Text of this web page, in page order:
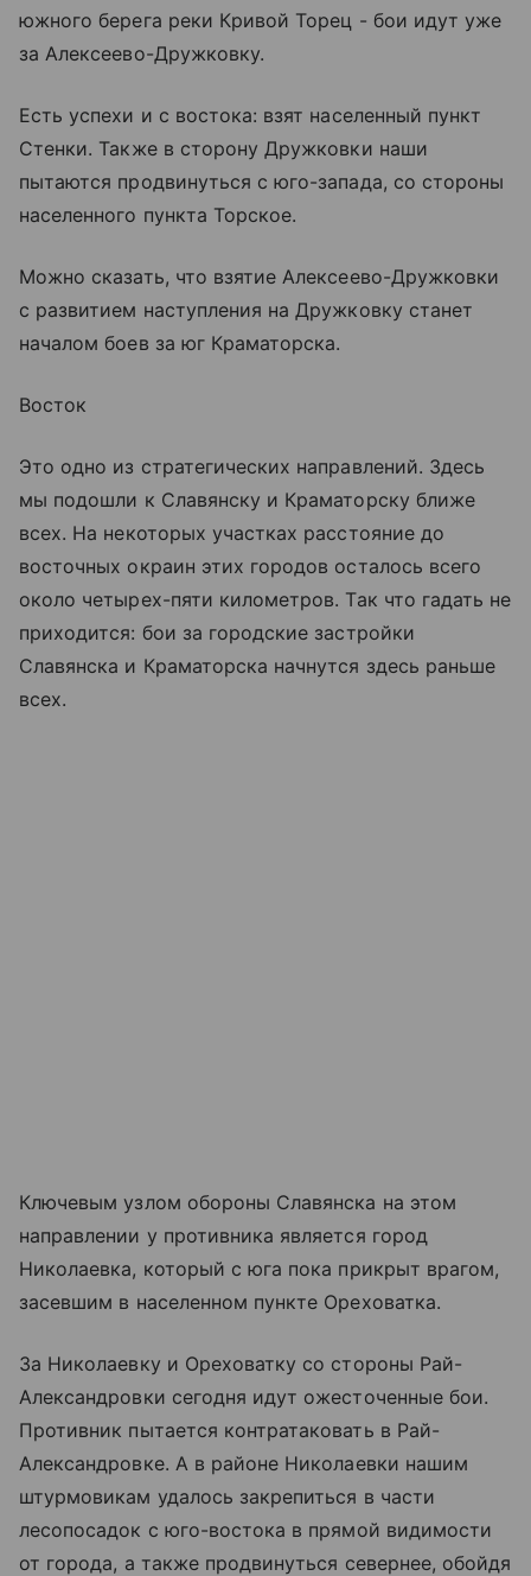
южного берега реки Кривой Торец - бои идут уже
за Алексеево-Дружковку.
Есть успехи и с востока: взят населенный пункт
Стенки. Также в сторону Дружковки наши
пытаются продвинуться с юго-запада, со стороны
населенного пункта Торское.
Можно сказать, что взятие Алексеево-Дружковки
с развитием наступления на Дружковку станет
началом боев за юг Краматорска.
Восток
Это одно из стратегических направлений. Здесь
мы подошли к Славянску и Краматорску ближе
всех. На некоторых участках расстояние до
восточных окраин этих городов осталось всего
около четырех-пяти километров. Так что гадать не
приходится: бои за городские застройки
Славянска и Краматорска начнутся здесь раньше
всех.
Ключевым узлом обороны Славянска на этом
направлении у противника является город
Николаевка, который с юга пока прикрыт врагом,
засевшим в населенном пункте Ореховатка.
За Николаевку и Ореховатку со стороны Рай-
Александровки сегодня идут ожесточенные бои.
Противник пытается контратаковать в Рай-
Александровке. А в районе Николаевки нашим
штурмовикам удалось закрепиться в части
лесопосадок с юго-востока в прямой видимости
от города, а также продвинуться севернее, обойдя